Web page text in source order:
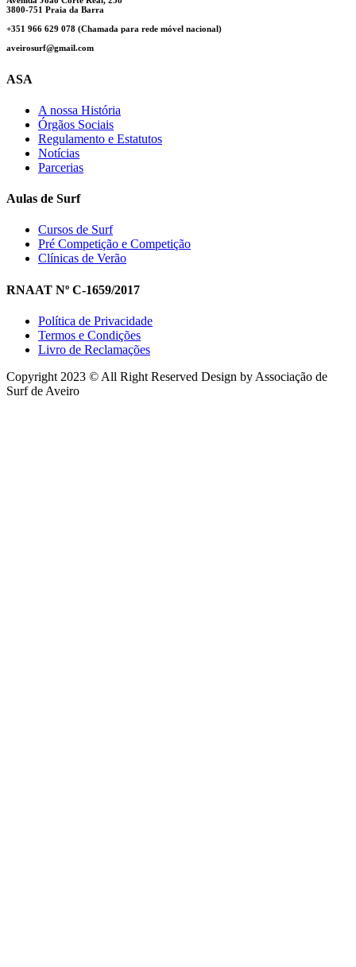
3800-751 Praia da Barra
+351 966 629 078 (Chamada para rede móvel nacional)
aveirosurf@gmail.com
ASA
A nossa História
Órgãos Sociais
Regulamento e Estatutos
Notícias
Parcerias
Aulas de Surf
Cursos de Surf
Pré Competição e Competição
Clínicas de Verão
RNAAT Nº C-1659/2017
Política de Privacidade
Termos e Condições
Livro de Reclamações
Copyright 2023 © All Right Reserved Design by Associação de
Surf de Aveiro